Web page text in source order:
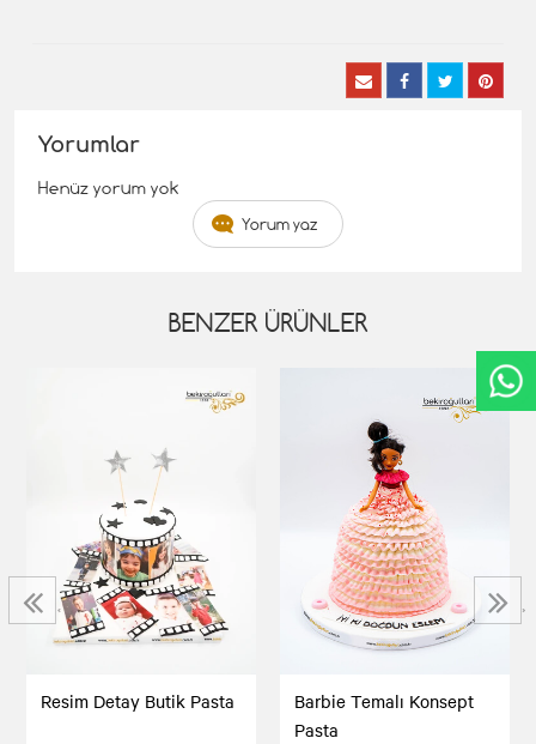
Yorumlar
Henüz yorum yok
Yorum yaz
BENZER ÜRÜNLER
Resim Detay Butik Pasta
Barbie Temalı Konsept
Pasta
‹ ›